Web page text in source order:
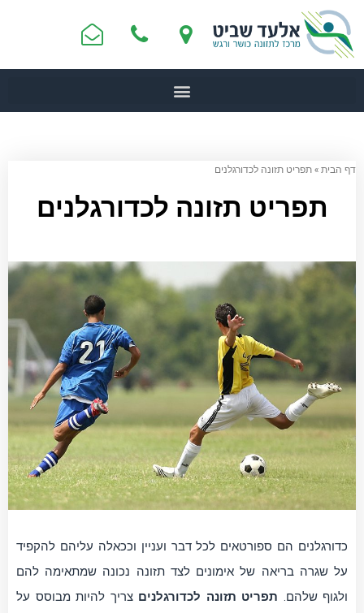
דף הבית»תפריט תזונה לכדורגלנים
תפריט תזונה לכדורגלנים
כדורגלנים הם ספורטאים לכל דבר ועניין וככאלה עליהם להקפיד
על שגרה בריאה של אימונים לצד תזונה נכונה שמתאימה להם
ולגוף שלהם. תפריט תזונה לכדורגלנים צריך להיות מבוסס על